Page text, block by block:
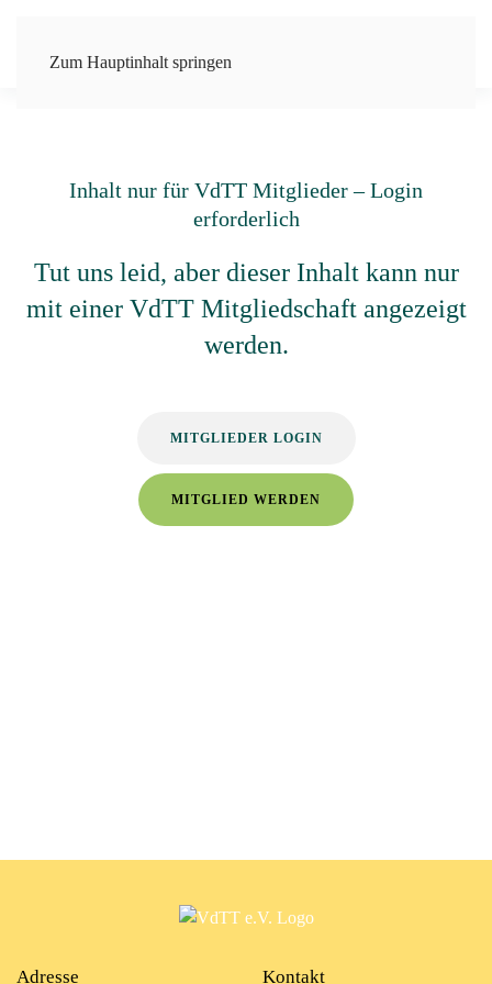
Zum Hauptinhalt springen
Inhalt nur für VdTT Mitglieder – Login
erforderlich
Tut uns leid, aber dieser Inhalt kann nur
mit einer VdTT Mitgliedschaft angezeigt
werden.
MITGLIEDER LOGIN
MITGLIED WERDEN
Adresse Kontakt